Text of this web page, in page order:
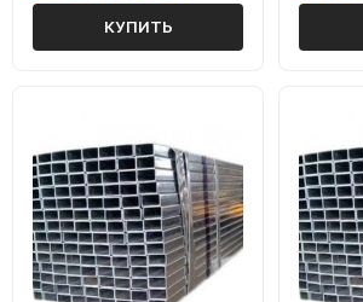
КУПИТЬ